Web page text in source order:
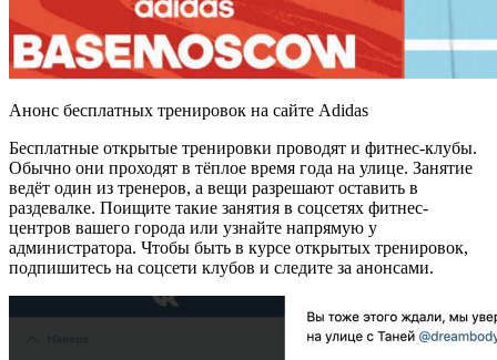
Анонс бесплатных тренировок на сайте Adidas
Бесплатные открытые тренировки проводят и фитнес-клубы.
Обычно они проходят в тёплое время года на улице. Занятие
ведёт один из тренеров, а вещи разрешают оставить в
раздевалке. Поищите такие занятия в соцсетях фитнес-
центров вашего города или узнайте напрямую у
администратора. Чтобы быть в курсе открытых тренировок,
подпишитесь на соцсети клубов и следите за анонсами.